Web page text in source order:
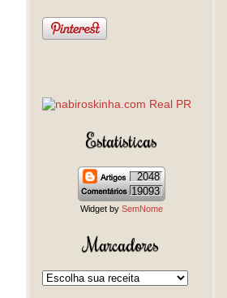
Estatísticas
2048
19093
Widget by SemNome
Marcadores